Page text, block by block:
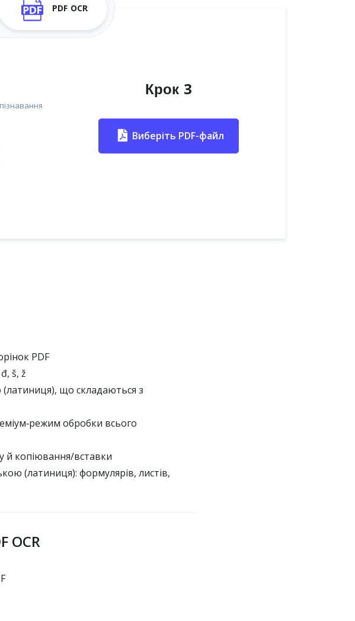
PDF OCR
Крок 3
Виберіть PDF-файл
PDF
š, ž
(латиниця), що складаються з
обробки всього
й копіювання/вставки
(латиниця): формулярів, листів,
OCR